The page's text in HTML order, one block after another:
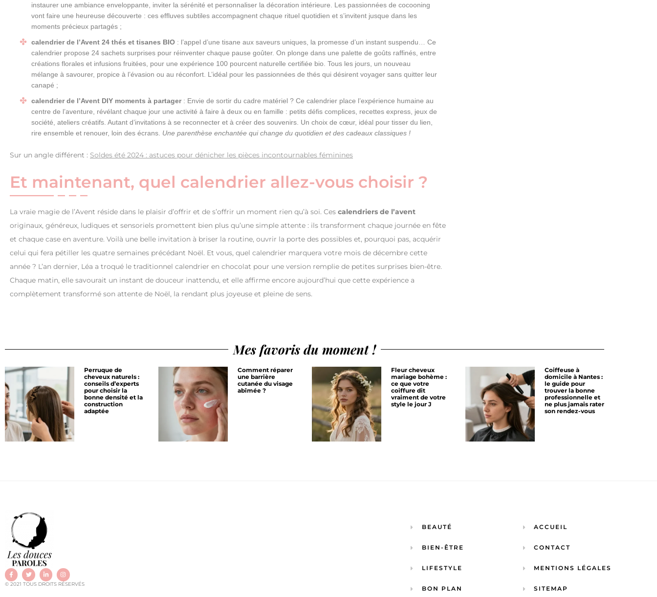
instaurer une ambiance enveloppante, inviter la sérénité et personnaliser la décoration intérieure. Les passionnées de cocooning
vont faire une heureuse découverte : ces effluves subtiles accompagnent chaque rituel quotidien et s’invitent jusque dans les
moments précieux partagés ;
calendrier de l’Avent 24 thés et tisanes BIO : l’appel d’une tisane aux saveurs uniques, la promesse d’un instant suspendu… Ce
calendrier propose 24 sachets surprises pour réinventer chaque pause goûter. On plonge dans une palette de goûts raffinés, entre
créations florales et infusions fruitées, pour une expérience 100 pourcent naturelle certifiée bio. Tous les jours, un nouveau
mélange à savourer, propice à l’évasion ou au réconfort. L’idéal pour les passionnées de thés qui désirent voyager sans quitter leur
canapé ;
calendrier de l’Avent DIY moments à partager: Envie de sortir du cadre matériel ? Ce calendrier place l’expérience humaine au
centre de l’aventure, révélant chaque jour une activité à faire à deux ou en famille : petits défis complices, recettes express, jeux de
société, ateliers créatifs. Autant d’invitations à se reconnecter et à créer des souvenirs. Un choix de cœur, idéal pour tisser du lien,
rire ensemble et renouer, loin des écrans. Une parenthèse enchantée qui change du quotidien et des cadeaux classiques !
Sur un angle différent : Soldes été 2024 : astuces pour dénicher les pièces incontournables féminines
Et maintenant, quel calendrier allez-vous choisir ?
La vraie magie de l’Avent réside dans le plaisir d’offrir et de s’offrir un moment rien qu’à soi. Ces calendriers de l’avent
originaux, généreux, ludiques et sensoriels promettent bien plus qu’une simple attente : ils transforment chaque journée en fête
et chaque case en aventure. Voilà une belle invitation à briser la routine, ouvrir la porte des possibles et, pourquoi pas, acquérir
celui qui fera pétiller les quatre semaines précédant Noël. Et vous, quel calendrier marquera votre mois de décembre cette
année ? L’an dernier, Léa a troqué le traditionnel calendrier en chocolat pour une version remplie de petites surprises bien-être.
Chaque matin, elle savourait un instant de douceur inattendu, et elle affirme encore aujourd’hui que cette expérience a
complètement transformé son attente de Noël, la rendant plus joyeuse et pleine de sens.
Mes favoris du moment !
Perruque de
cheveux naturels :
conseils d’experts
pour choisir la
bonne densité et la
construction
adaptée
Comment réparer
une barrière
cutanée du visage
abîmée ?
Fleur cheveux
mariage bohème :
ce que votre
coiffure dit
vraiment de votre
style le jour J
Coiffeuse à
domicile à Nantes :
le guide pour
trouver la bonne
professionnelle et
ne plus jamais rater
son rendez-vous
© 2021 TOUS DROITS RÉSERVÉS
BEAUTÉ
BIEN-ÊTRE
LIFESTYLE
BON PLAN
ACCUEIL
CONTACT
MENTIONS LÉGALES
SITEMAP